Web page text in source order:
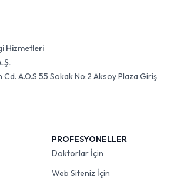
Hizmetleri
A.O.S 55 Sokak No:2 Aksoy Plaza Giriş
PROFESYONELLER
Doktorlar İçin
Web Siteniz İçin